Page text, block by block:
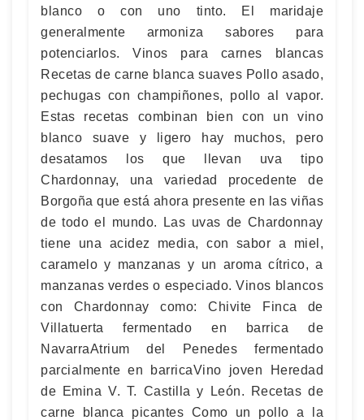
blanco o con uno tinto. El maridaje
generalmente armoniza sabores para
potenciarlos. Vinos para carnes blancas
Recetas de carne blanca suaves Pollo asado,
pechugas con champiñones, pollo al vapor.
Estas recetas combinan bien con un vino
blanco suave y ligero hay muchos, pero
desatamos los que llevan uva tipo
Chardonnay, una variedad procedente de
Borgoña que está ahora presente en las viñas
de todo el mundo. Las uvas de Chardonnay
tiene una acidez media, con sabor a miel,
caramelo y manzanas y un aroma cítrico, a
manzanas verdes o especiado. Vinos blancos
con Chardonnay como: Chivite Finca de
Villatuerta fermentado en barrica de
NavarraAtrium del Penedes fermentado
parcialmente en barricaVino joven Heredad
de Emina V. T. Castilla y León. Recetas de
carne blanca picantes Como un pollo a la